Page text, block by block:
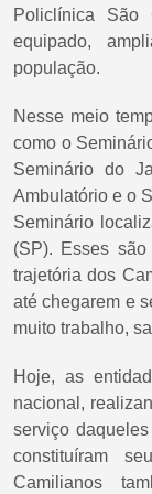
Policlínica São
equipado,
população.
Nesse meio
como o
Seminário do
Ambulatório e o
Seminário
(SP). Esses
trajetória dos
até chegarem e
muito trabalho,
Hoje, as
nacional,
serviço
constituíram
Camilianos